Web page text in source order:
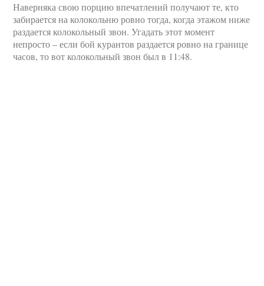
Наверняка свою порцию впечатлений получают те, кто
забирается на колокольню ровно тогда, когда этажом ниже
раздается колокольный звон. Угадать этот момент
непросто – если бой курантов раздается ровно на границе
часов, то вот колокольный звон был в 11:48.